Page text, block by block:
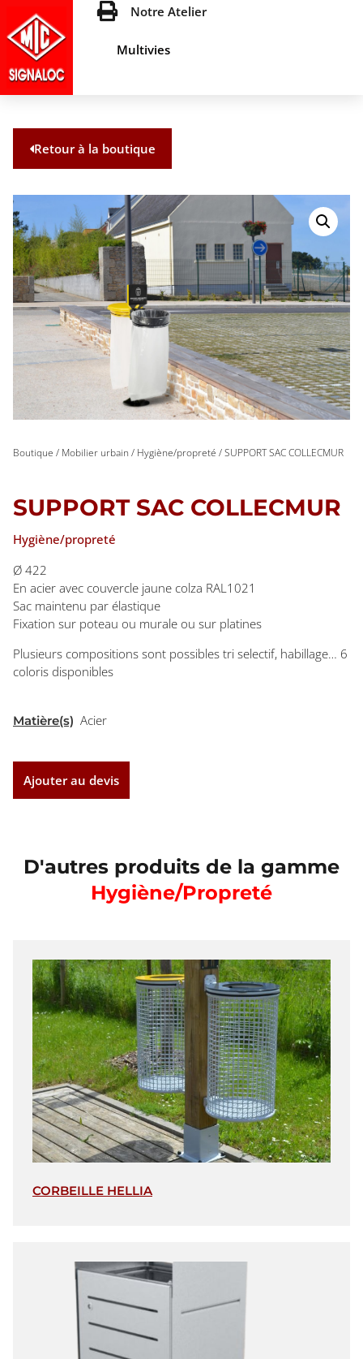
Notre Atelier
Multivies
Retour à la boutique
Boutique / Mobilier urbain / Hygiène/propreté / SUPPORT SAC COLLECMUR
SUPPORT SAC COLLECMUR
Hygiène/propreté
Ø 422
En acier avec couvercle jaune colza RAL1021
Sac maintenu par élastique
Fixation sur poteau ou murale ou sur platines
Plusieurs compositions sont possibles tri selectif, habillage… 6
coloris disponibles
Matière(s) Acier
Ajouter au devis
D'autres produits de la gamme
Hygiène/propreté
CORBEILLE HELLIA